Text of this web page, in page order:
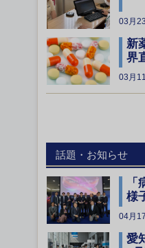
03月
新
界
03月
話題・お知らせ
様
04月
愛